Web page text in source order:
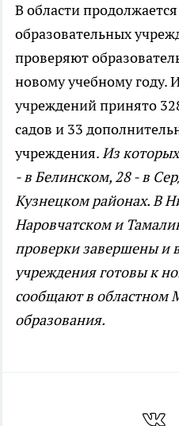
В области
образовательных
проверяют
новому учебному году.
учреждений принято
садов и 33
учреждения.Из
- в Белинском, 28 - в
Кузнецком районах. В
Наровчатском и
проверки завершены и
учреждения готовы к
сообщают в областном
образования.